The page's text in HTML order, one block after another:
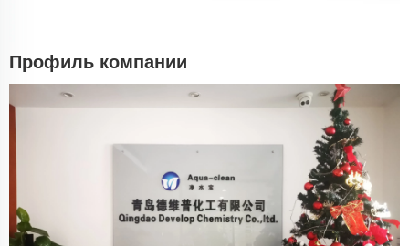
Профиль компании